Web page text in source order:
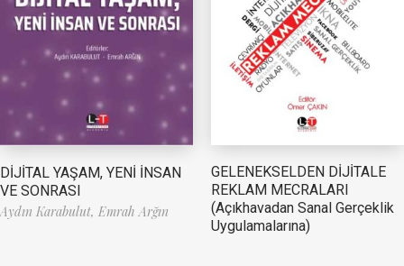
DİJİTAL YAŞAM, YENİ İNSAN
VE SONRASI
Aydın Karabulut, Emrah Arğın
GELENEKSELDEN DİJİTALE
REKLAM MECRALARI
(Açıkhavadan Sanal Gerçeklik
Uygulamalarına)